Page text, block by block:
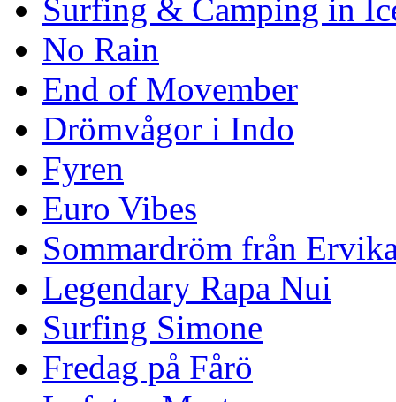
Surfing & Camping in
No Rain
End of Movember
Drömvågor i Indo
Fyren
Euro Vibes
Sommardröm från
Legendary Rapa Nui
Surfing Simone
Fredag på Fårö